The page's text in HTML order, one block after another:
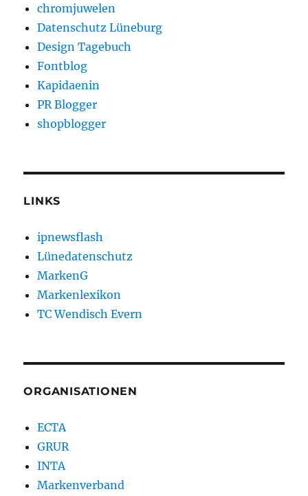
chromjuwelen
Datenschutz Lüneburg
Design Tagebuch
Fontblog
Kapidaenin
PR Blogger
shopblogger
LINKS
ipnewsflash
Lünedatenschutz
MarkenG
Markenlexikon
TC Wendisch Evern
ORGANISATIONEN
ECTA
GRUR
INTA
Markenverband